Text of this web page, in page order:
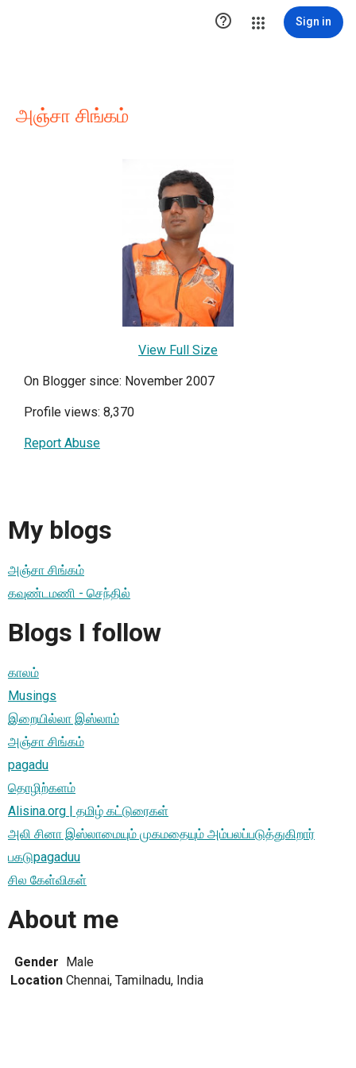
 Sign in
அஞ்சா சிங்கம்
View Full Size
On Blogger since: November 2007
Profile views: 8,370
Report Abuse
My blogs
அஞ்சா சிங்கம்
கவுண்டமணி - செந்தில்
Blogs I follow
காலம்
Musings
இறையில்லா இஸ்லாம்
அஞ்சா சிங்கம்
pagadu
தொழிற்களம்
Alisina.org | தமிழ் கட்டுரைகள்
அலி சினா இஸ்லாமையும் முகமதையும் அம்பலப்படுத்துகிறார்
பகடுpagaduu
சில கேள்விகள்
About me
Gender Male
Location Chennai, Tamilnadu, India